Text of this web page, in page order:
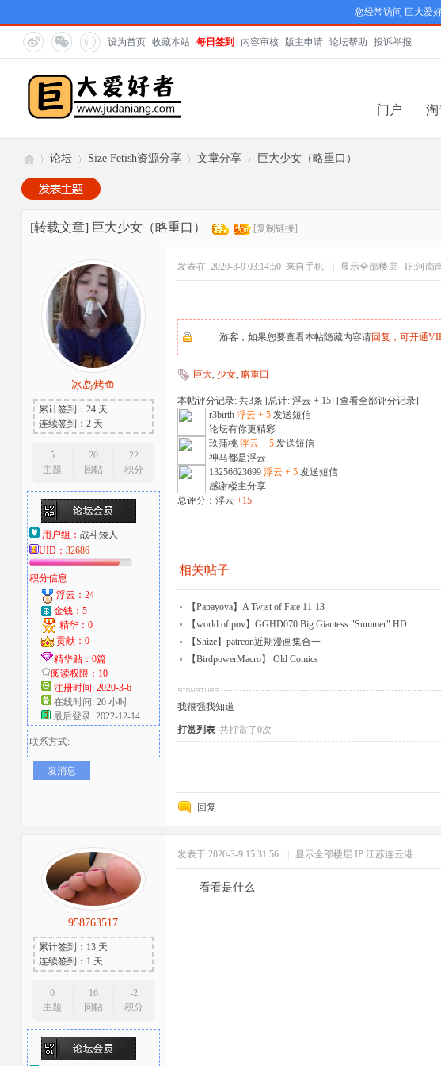
您经常访问 巨大爱
设为首页 收藏本站 每日签到 内容审核 版主申请 论坛帮助 投诉举报
门户 淘
巨
爱
好
»
论坛
›
Size Fetish资源分享
›
文章分享
›
巨大少女（略重口）
[转载文章] 巨大少女（略重口） [复制链接]
冰岛烤鱼
累计签到：24 天
连续签到：2 天
5
主题
20
回帖
22
积分
用户组： 战斗矮人
UID： 32686
积分信息:
浮云：24
金钱：5
精华：0
贡献：0
精华贴：0篇
阅读权限：10
注册时间: 2020-3-6
在线时间: 20 小时
最后登录: 2022-12-14
联系方式:
发消息
发表在 2020-3-9 03:14:50 来自手机 显示全部楼层 IP:河南
游客，如果您要查看本帖隐藏内容请回复，可开通
巨大, 少女, 略重口
本帖评分记录: 共3条 [总计: 浮云 + 15] [查看全部评分记录]
r3birth 浮云 + 5 发送短信
论坛有你更精彩
玖蒲桃 浮云 + 5 发送短信
神马都是浮云
13256623699 浮云 + 5 发送短信
感谢楼主分享
总评分：浮云 +15
相关帖子
【Papayoya】A Twist of Fate 11-13
【world of pov】GGHD070 Big Giantess "Summer" HD
【Shize】patreon近期漫画集合一
【BirdpowerMacro】 Old Comics
我很强我知道
打赏列表 共打赏了0次
回复
958763517
累计签到：13 天
连续签到：1 天
0
主题
16
回帖
-2
积分
发表于 2020-3-9 15:31:56 显示全部楼层 IP:江苏连云港
看看是什么